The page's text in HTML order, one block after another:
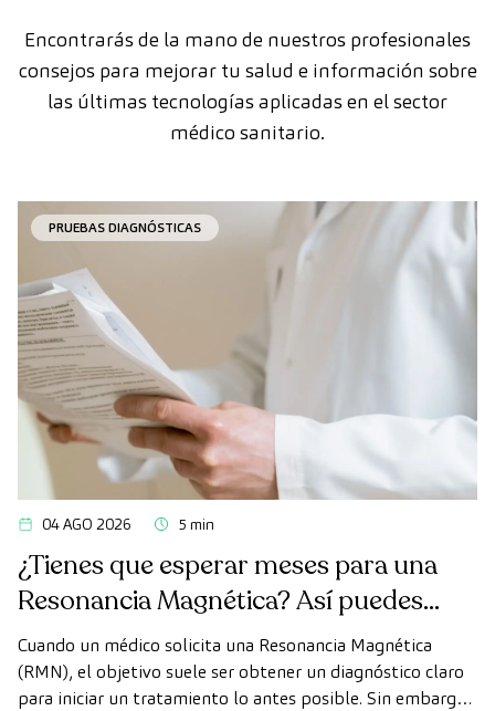
Encontrarás de la mano de nuestros profesionales
consejos para mejorar tu salud e información sobre
las últimas tecnologías aplicadas en el sector
médico sanitario.
PRUEBAS DIAGNÓSTICAS
04 AGO 2026 5 min
¿Tienes que esperar meses para una
Resonancia Magnética? Así puedes
realizarte la prueba de forma rápida
como paciente privado
Cuando un médico solicita una Resonancia Magnética
(RMN), el objetivo suele ser obtener un diagnóstico claro
para iniciar un tratamiento lo antes posible. Sin embargo,